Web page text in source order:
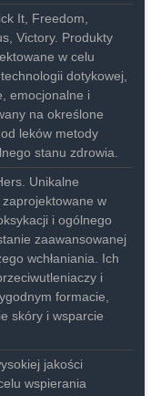
It, Freedom,
Victory. Produkty
w celu
dotykowej,
emocjonalne i
na określone
leków metody
stanu zdrowia.
Unikalne
w
i ogólnego
zaawansowanej
wchłaniania. Ich
i
formacie,
skóry i wsparcie
jakości
wspierania